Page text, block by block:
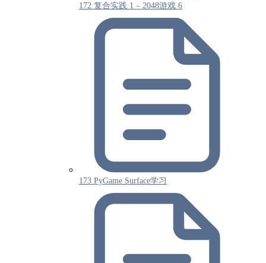
172 复合实践 1 – 2048游戏 6
173 PyGame Surface学习